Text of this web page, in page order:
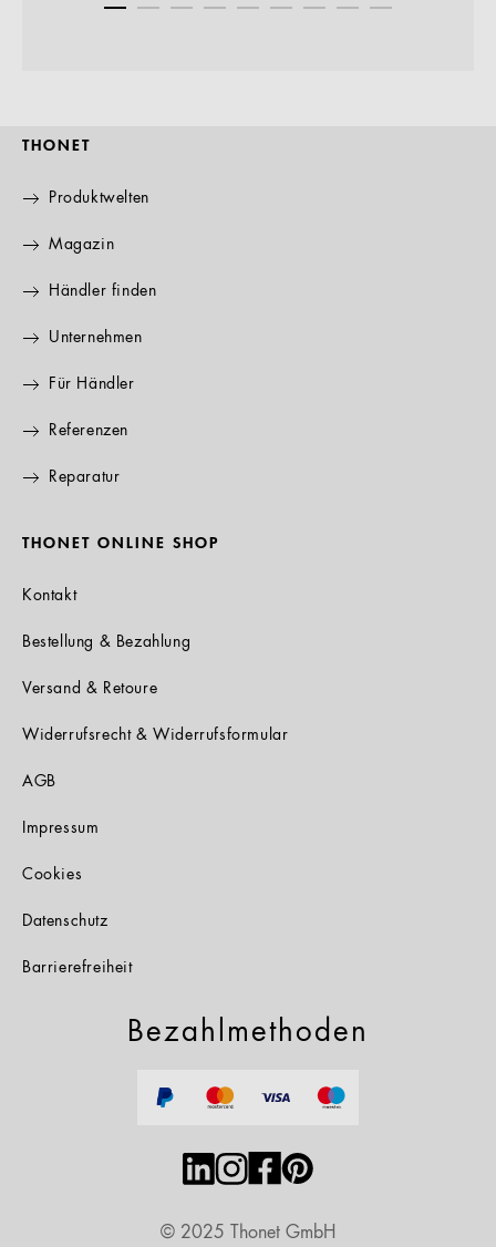
THONET
Produktwelten
Magazin
Händler finden
Unternehmen
Für Händler
Referenzen
Reparatur
THONET ONLINE SHOP
Kontakt
Bestellung & Bezahlung
Versand & Retoure
Widerrufsrecht & Widerrufsformular
AGB
Impressum
Cookies
Datenschutz
Barrierefreiheit
Bezahlmethoden
© 2025 Thonet GmbH